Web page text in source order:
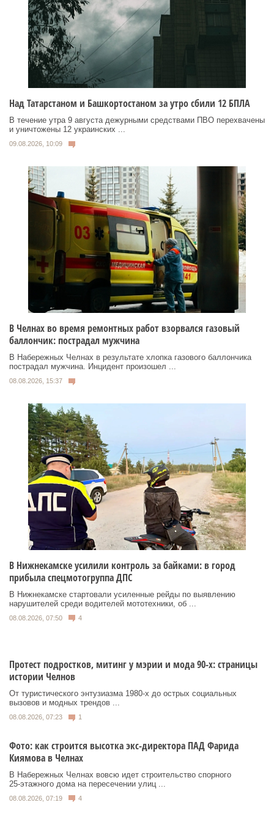
Над Татарстаном и Башкортостаном за утро сбили 12 БПЛА
В течение утра 9 августа дежурными средствами ПВО перехвачены
и уничтожены 12 украинских ...
09.08.2026, 10:09
В Челнах во время ремонтных работ взорвался газовый
баллончик: пострадал мужчина
В Набережных Челнах в результате хлопка газового баллончика
пострадал мужчина. Инцидент произошел ...
08.08.2026, 15:37
В Нижнекамске усилили контроль за байками: в город
прибыла спецмотогруппа ДПС
В Нижнекамске стартовали усиленные рейды по выявлению
нарушителей среди водителей мототехники, об ...
08.08.2026, 07:50 4
Протест подростков, митинг у мэрии и мода 90-х: страницы
истории Челнов
От туристического энтузиазма 1980‑х до острых социальных
вызовов и модных трендов ...
08.08.2026, 07:23 1
Фото: как строится высотка экс-директора ПАД Фарида
Киямова в Челнах
В Набережных Челнах вовсю идет строительство спорного
25‑этажного дома на пересечении улиц ...
08.08.2026, 07:19 4